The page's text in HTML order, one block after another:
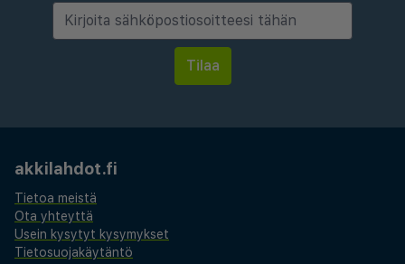
akkilahdot.fi
Tietoa meistä
Ota yhteyttä
Usein kysytyt kysymykset
Tietosuojakäytäntö